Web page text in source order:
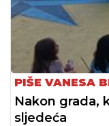
PIŠE VANESA
Nakon grada,
sljedeća